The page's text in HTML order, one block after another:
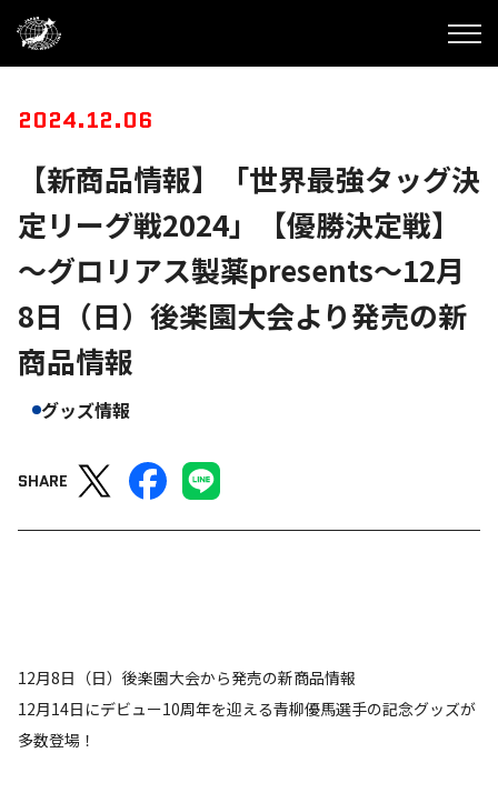
2024.12.06
【新商品情報】「世界最強タッグ決
定リーグ戦2024」【優勝決定戦】
～グロリアス製薬presents～12月
8日（日）後楽園大会より発売の新
商品情報
グッズ情報
SHARE
12月8日（日）後楽園大会から発売の新商品情報
12月14日にデビュー10周年を迎える青柳優馬選手の記念グッズが
多数登場！